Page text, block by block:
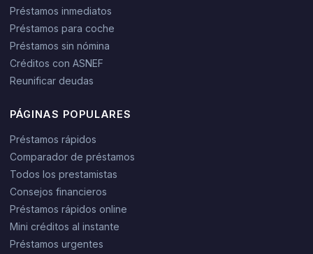
Préstamos inmediatos
Préstamos para coche
Préstamos sin nómina
Créditos con ASNEF
Reunificar deudas
PÁGINAS POPULARES
Préstamos rápidos
Comparador de préstamos
Todos los prestamistas
Consejos financieros
Préstamos rápidos online
Mini créditos al instante
Préstamos urgentes